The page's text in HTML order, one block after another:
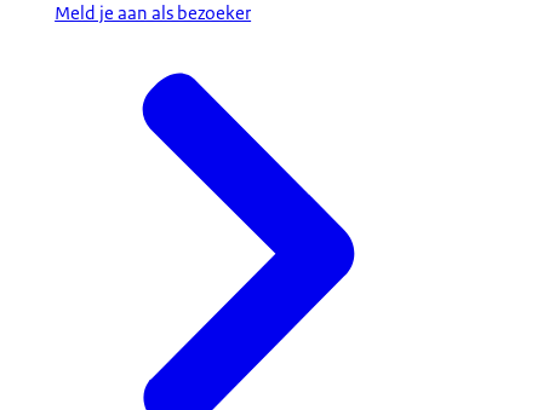
Meld je aan als bezoeker